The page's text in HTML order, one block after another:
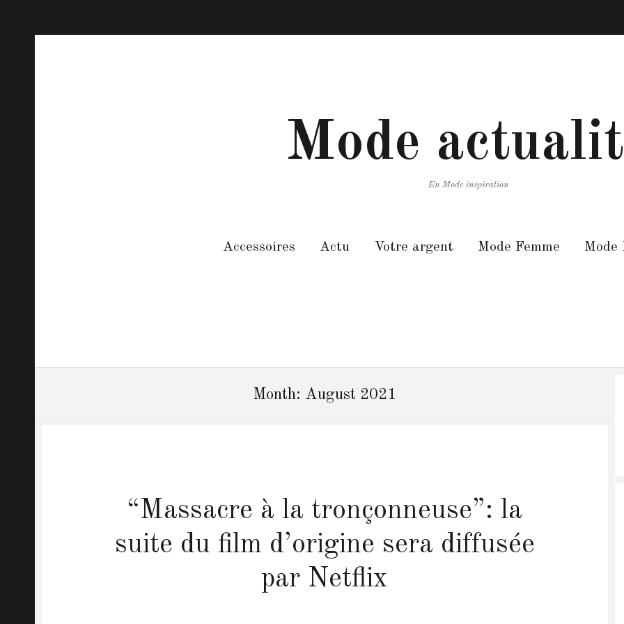
Mode
En Mode inspiration
Accessoires Actu Votre argent Mode Femme Mode
Month: August 2021
“Massacre à la tronçonneuse”: la
suite du film d’origine sera diffusée
par Netflix